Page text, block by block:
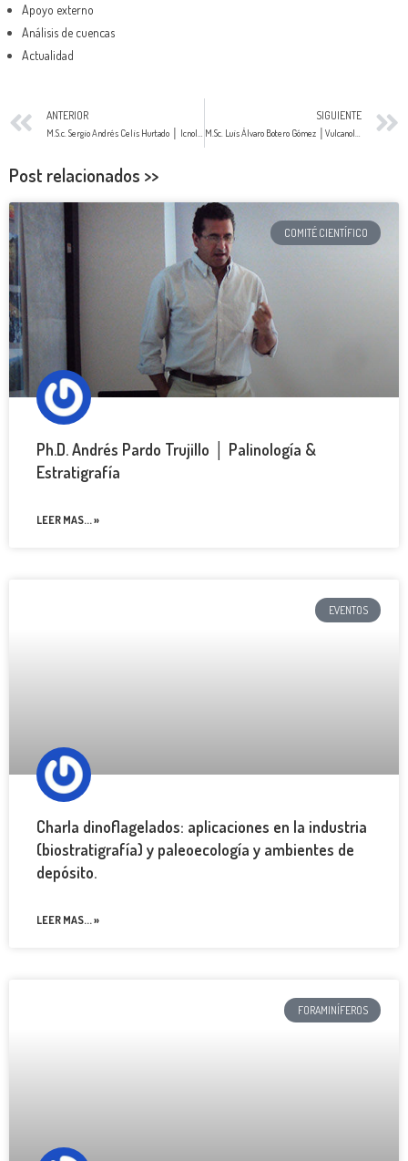
Apoyo externo
Análisis de cuencas
Actualidad
ANTERIOR SIGUIENTE
Post relacionados >>
COMITÉ CIENTÍFICO
Ph.D. Andrés Pardo Trujillo │ Palinología &
Estratigrafía
LEER MAS... »
EVENTOS
Charla dinoflagelados: aplicaciones en la industria
(biostratigrafía) y paleoecología y ambientes de
depósito.
LEER MAS... »
FORAMINÍFEROS